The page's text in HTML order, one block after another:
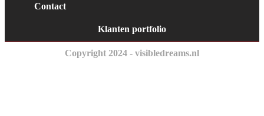
Contact
Klanten portfolio
Copyright 2024 - visibledreams.nl